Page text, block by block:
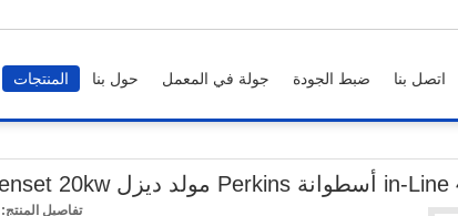
المنتجات حول بنا جولة في المعمل ضبط الجودة اتصل بنا
تفاصيل المنتج: